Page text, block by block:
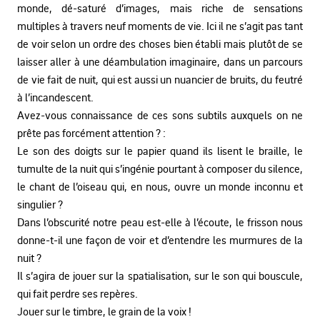
monde, dé-saturé d’images, mais riche de sensations
multiples à travers neuf moments de vie. Ici il ne s’agit pas tant
de voir selon un ordre des choses bien établi mais plutôt de se
laisser aller à une déambulation imaginaire, dans un parcours
de vie fait de nuit, qui est aussi un nuancier de bruits, du feutré
à l’incandescent.
Avez-vous connaissance de ces sons subtils auxquels on ne
prête pas forcément attention ? :
Le son des doigts sur le papier quand ils lisent le braille, le
tumulte de la nuit qui s’ingénie pourtant à composer du silence,
le chant de l’oiseau qui, en nous, ouvre un monde inconnu et
singulier ?
Dans l’obscurité notre peau est-elle à l’écoute, le frisson nous
donne-t-il une façon de voir et d’entendre les murmures de la
nuit ?
Il s’agira de jouer sur la spatialisation, sur le son qui bouscule,
qui fait perdre ses repères.
Jouer sur le timbre, le grain de la voix !